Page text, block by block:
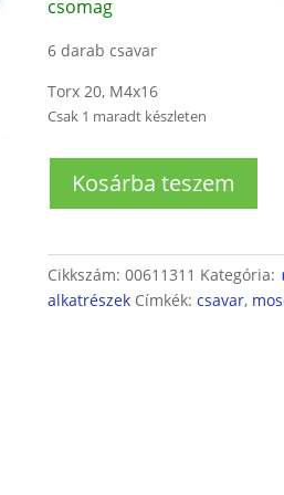
csomag
6 darab csavar
Torx 20, M4x16
Csak 1 maradt készleten
kezelő
csavarok
(6db)
Kosárba teszem
Cikkszám:00611311 Kategória:
alkatrészek Címkék:csavar,